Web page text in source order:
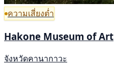
ความเสี่ยงต่ำ
Hakone Museum of Art
จังหวัดคานากาวะ